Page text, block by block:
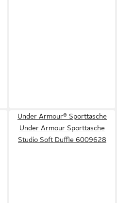
Under Armour® Sporttasche
Under Armour Sporttasche
Studio Soft Duffle 6009628